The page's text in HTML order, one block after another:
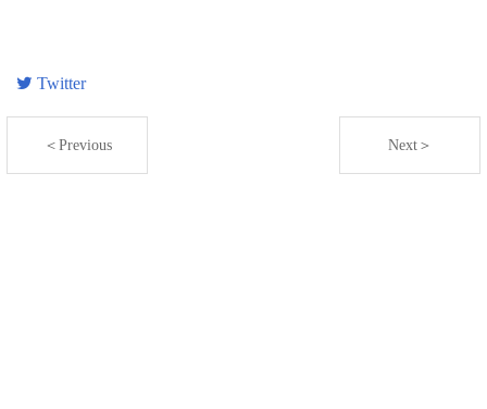
Twitter
＜Previous Next＞